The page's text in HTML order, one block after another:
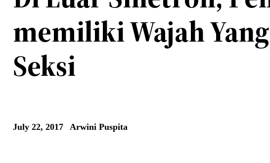
memiliki Wajah
Seksi
July 22, 2017 Arwini Puspita